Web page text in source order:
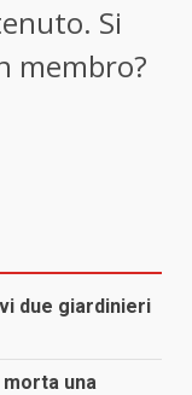
Si
membro?
due giardinieri
una